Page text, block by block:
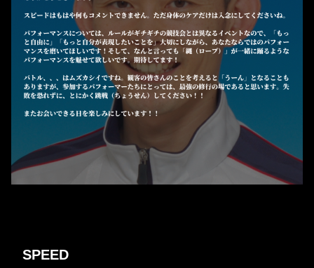
SPEED